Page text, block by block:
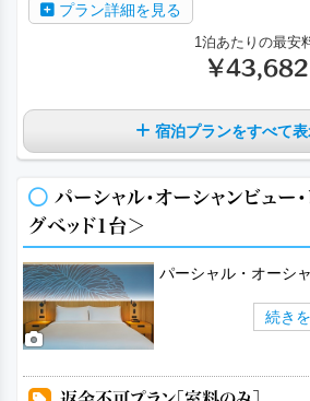
プラン詳細を見る
1泊あたりの最安
￥43,682
宿泊プランをすべて
パーシャル・オーシャンビュー
グベッド1台＞
パーシャル・オーシ
続き